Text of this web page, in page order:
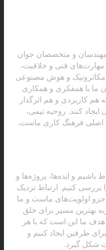
مهندسان و متخصصان جوان
فنی و خلاقیت،
مکاترونیک و هوش مصنوعی
ما با همفکری و همکاری
هم کاربردی و هم اثرگذار
کنند. روحیه تیمی،
اصلی فرهنگ کاری ماست.
باشیم و ایده‌ها، پروژه‌ها و
کنیم. ارتباط نزدیک
جزو اولویت‌های ماست و ما
بهترین مسیر برای خلق
هدف ما این است که با هر
طرفین ایجاد کنیم و
شکل گیرد.